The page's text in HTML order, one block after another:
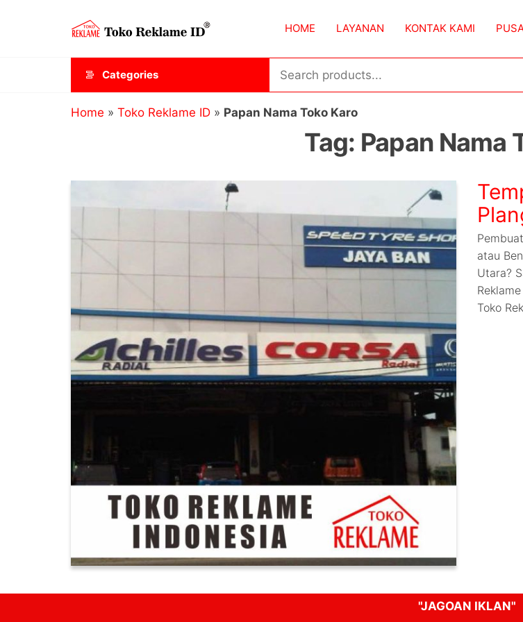
ID
HOME LAYANAN KONTAK KAMI
Categories
Home » Toko Reklame ID » Papan Nama Toko Karo
Tag: Papan Nama
atau
Utara?
Toko
"JAGOAN IKLAN"